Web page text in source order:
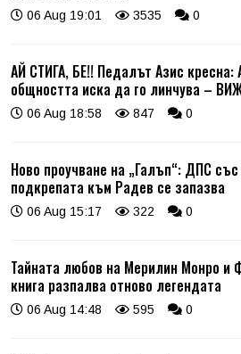
06 Aug 19:01 3535 0
АЙ СТИГА, БЕ!! Педалът Азис
общността иска да го линчува –
06 Aug 18:58 847 0
Ново проучване на „Галъп“: ДПС
подкрепата към Радев се запазва
06 Aug 15:17 322 0
Тайната любов на Мерилин Монро и
книга разпалва отново легендата
06 Aug 14:48 595 0